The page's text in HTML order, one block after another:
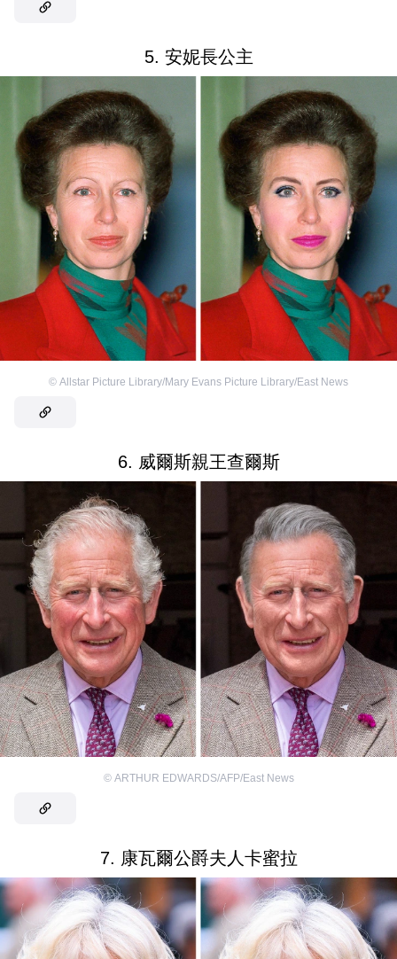
5. 安妮長公主
© Allstar Picture Library/Mary Evans Picture Library/East News
6. 威爾斯親王查爾斯
© ARTHUR EDWARDS/AFP/East News
7. 康瓦爾公爵夫人卡蜜拉